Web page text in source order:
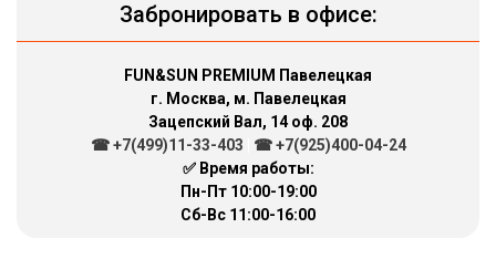
Забронировать в офисе:
FUN&SUN PREMIUM Павелецкая
г. Москва, м. Павелецкая
Зацепский Вал, 14 оф. 208
☎ +7(499)11-33-403
☎ +7(925)400-04-24
✅ Время работы:
Пн-Пт 10:00-19:00
Сб-Вс 11:00-16:00